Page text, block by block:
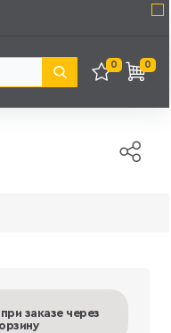
0 0
при заказе через